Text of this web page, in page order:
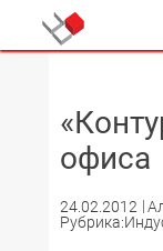
офиса
24.02.2012